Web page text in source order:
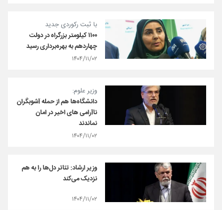
با ثبت رکوردی جدید
۱۱۰۰ کیلومتر بزرگراه در دولت
چهاردهم به بهره‌برداری رسید
۱۴۰۴/۱۱/۰۲
وزیر علوم:
دانشگاه‌ها هم از حمله آشوبگران
ناآرامی های اخیر در امان
نماندند
۱۴۰۴/۱۱/۰۲
وزیر ارشاد: تئاتر دل‌ها را به هم
نزدیک می‌کند
۱۴۰۴/۱۱/۰۲